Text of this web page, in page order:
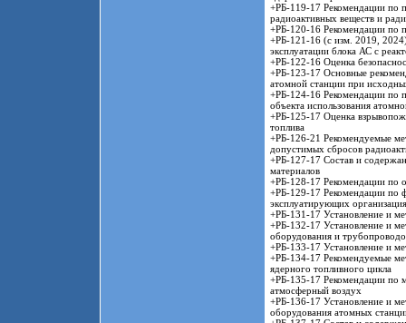
+РБ-119-17 Рекомендации по
радиоактивных веществ и
+РБ-120-16 Рекомендации по
+РБ-121-16 (с изм. 2019,
эксплуатации блока АС с
+РБ-122-16 Оценка
+РБ-123-17 Основные
атомной станции при
+РБ-124-16 Рекомендации по
объекта использования
+РБ-125-17 Оценка
топлива
+РБ-126-21 Рекомендуемые
допустимых сбросов
+РБ-127-17 Состав и
материалов
+РБ-128-17 Рекомендации по
+РБ-129-17 Рекомендации по
эксплуатирующих
+РБ-131-17 Установление и
+РБ-132-17 Установление и
оборудования и
+РБ-133-17 Установление и
+РБ-134-17 Рекомендуемые
ядерного топливного цикла
+РБ-135-17 Рекомендации по
атмосферный воздух
+РБ-136-17 Установление и
оборудования атомных